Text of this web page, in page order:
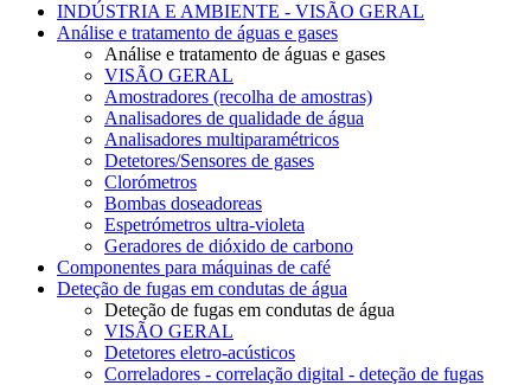
INDÚSTRIA E AMBIENTE - VISÃO GERAL
Análise e tratamento de águas e gases
Análise e tratamento de águas e gases
VISÃO GERAL
Amostradores (recolha de amostras)
Analisadores de qualidade de água
Analisadores multiparamétricos
Detetores/Sensores de gases
Clorómetros
Bombas doseadoreas
Espetrómetros ultra-violeta
Geradores de dióxido de carbono
Componentes para máquinas de café
Deteção de fugas em condutas de água
Deteção de fugas em condutas de água
VISÃO GERAL
Detetores eletro-acústicos
Correladores - correlação digital - deteção de fugas